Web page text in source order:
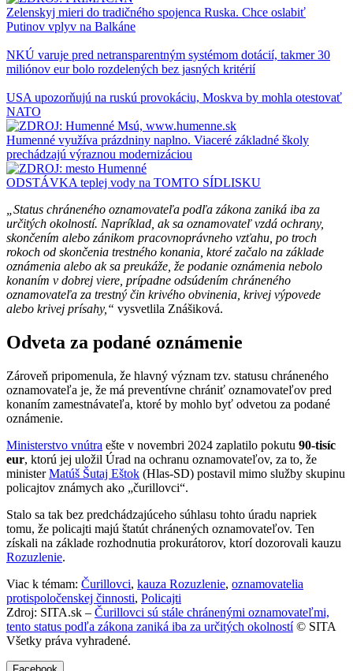
Zelenskyj mieri do tradičného spojenca Ruska. Chce oslabiť
Putinov vplyv na Balkáne
NKÚ varuje pred netransparentným systémom dotácií, takmer 30
miliónov eur bolo rozdelených bez jasných kritérií
USA upozorňujú na ruskú provokáciu, Moskva by mohla otestovať
NATO
Humenné využíva prázdniny naplno. Viaceré základné školy
prechádzajú výraznou modernizáciou
ODSTÁVKA teplej vody na TOMTO SÍDLISKU
„Status chráneného oznamovateľa podľa zákona zaniká iba za
určitých okolností. Napríklad, ak sa oznamovateľ vzdá ochrany,
skončením alebo zánikom pracovnoprávneho vzťahu, po troch
rokoch od skončenia trestného konania, ktoré začalo na základe
oznámenia alebo ak sa preukáže, že podanie oznámenia nebolo
konaním v dobrej viere, prípadne odsúdením chráneného
oznamovateľa za trestný čin krivého obvinenia, krivej výpovede
alebo krivej prísahy,“ vysvetlila Znášiková.
Odveta za podané oznámenie
Zároveň pripomenula, že hlavný význam tzv. statusu chráneného
oznamovateľa je, že má preventívne chrániť oznamovateľov pred
konaním zamestnávateľa, ktoré by mohlo byť odvetou za podané
oznámenie.
Ministerstvo vnútra ešte v novembri 2024 zaplatilo pokutu 90-tisíc
eur, ktorú jej uložil Úrad na ochranu oznamovateľov, za to, že
ministerMatúš Šutaj Eštok (Hlas-SD) postavil mimo služby skupinu
policajtov známych ako „čurillovci“.
Stalo sa tak bez predchádzajúceho súhlasu tohto úradu napriek
tomu, že policajti majú štatút chránených oznamovateľov. Ten
získali na základe rozhodnutia prokurátorov, ktorí dozorovali kauzu
Rozuzlenie.
Viac k témam: Čurillovci, kauza Rozuzlenie, oznamovatelia
protispoločenskej činnosti, Policajti
Zdroj: SITA.sk – Čurillovci sú stále chránenými oznamovateľmi,
tento status podľa zákona zaniká iba za určitých okolností© SITA
Všetky práva vyhradené.